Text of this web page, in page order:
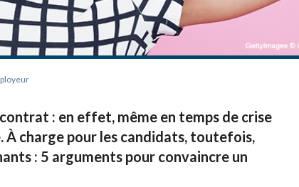
: en effet, même en temps de crise
À charge pour les candidats, toutefois,
: 5 arguments pour convaincre un